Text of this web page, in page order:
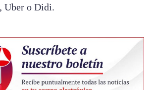
Uber o Didi.